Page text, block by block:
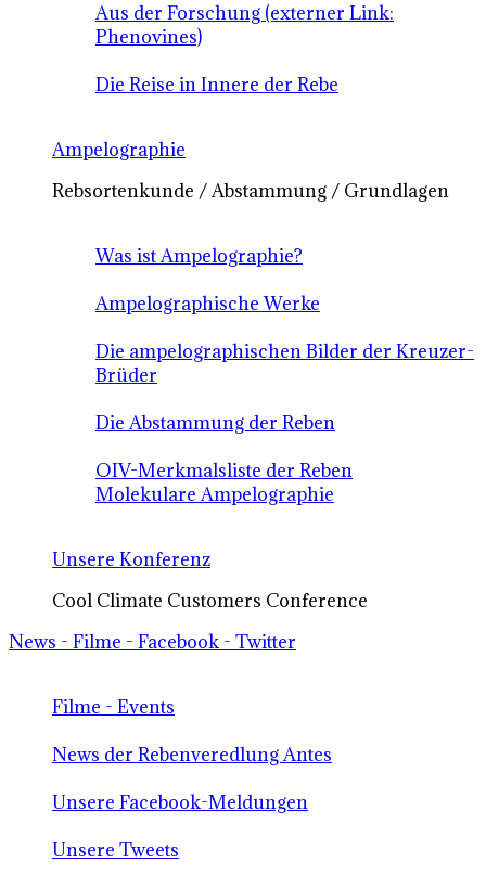
Aus der Forschung (externer Link:
Phenovines)
Die Reise in Innere der Rebe
Ampelographie
Rebsortenkunde / Abstammung / Grundlagen
Was ist Ampelographie?
Ampelographische Werke
Die ampelographischen Bilder der Kreuzer-
Brüder
Die Abstammung der Reben
OIV-Merkmalsliste der Reben
Molekulare Ampelographie
Unsere Konferenz
Cool Climate Customers Conference
News - Filme - Facebook - Twitter
Filme - Events
News der Rebenveredlung Antes
Unsere Facebook-Meldungen
Unsere Tweets